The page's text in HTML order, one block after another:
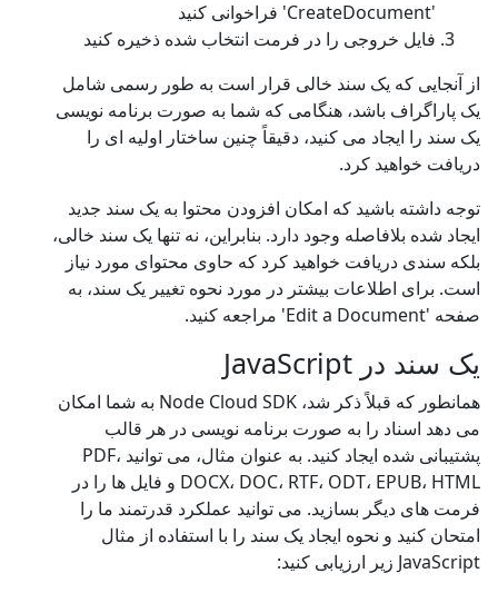
'CreateDocument' فراخوانی کنید
فایل خروجی را در فرمت انتخاب شده ذخیره کنید
از آنجایی که یک سند خالی قرار است به طور رسمی شامل
یک پاراگراف باشد، هنگامی که شما به صورت برنامه نویسی
یک سند را ایجاد می کنید، دقیقاً چنین ساختار اولیه ای را
دریافت خواهید کرد.
توجه داشته باشید که امکان افزودن محتوا به یک سند جدید
ایجاد شده بلافاصله وجود دارد. بنابراین، نه تنها یک سند خالی،
بلکه سندی دریافت خواهید کرد که حاوی محتوای مورد نیاز
است. برای اطلاعات بیشتر در مورد نحوه تغییر یک سند، به
صفحه 'Edit a Document' مراجعه کنید.
یک سند در JavaScript
همانطور که قبلاً ذکر شد، Node Cloud SDK به شما امکان
می دهد اسناد را به صورت برنامه نویسی در هر قالب
پشتیبانی شده ایجاد کنید. به عنوان مثال، می توانید PDF،
DOCX، DOC، RTF، ODT، EPUB، HTML و فایل ها را در
فرمت های دیگر بسازید. می توانید عملکرد قدرتمند ما را
امتحان کنید و نحوه ایجاد یک سند را با استفاده از مثال
JavaScript زیر ارزیابی کنید: